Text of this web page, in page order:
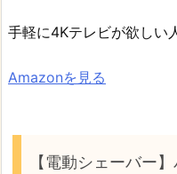
手軽に4Kテレビが欲しい
Amazonを見る
【電動シェーバー